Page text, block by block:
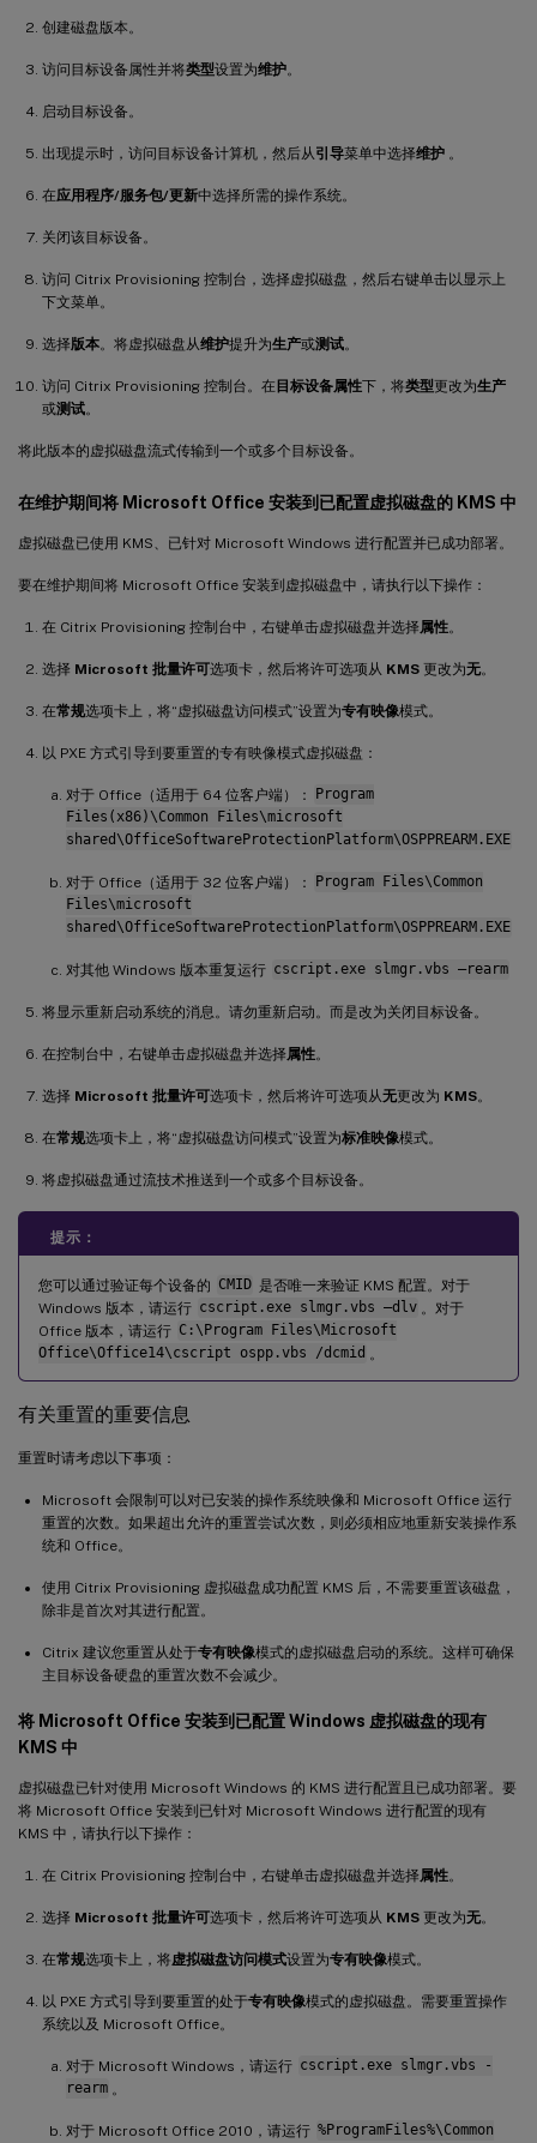
创建磁盘版本。
访问目标设备属性并将类型设置为维护。
启动目标设备。
出现提示时，访问目标设备计算机，然后从 引导菜单中选择维护 。
在应用程序/服务包/更新中选择所需的操作系统。
关闭该目标设备。
访问 Citrix Provisioning 控制台，选择虚拟磁盘，然后右键单击以显示上
下文菜单。
选择版本。将虚拟磁盘从维护提升为生产或测试。
访问 Citrix Provisioning 控制台。在目标设备属性下，将类型更改为生产
或测试。
将此版本的虚拟磁盘流式传输到一个或多个目标设备。
在维护期间将 Microsoft Office 安装到已配置虚拟磁盘的 KMS 中
虚拟磁盘已使用 KMS、已针对 Microsoft Windows 进行配置并已成功部署。
要在维护期间将 Microsoft Office 安装到虚拟磁盘中，请执行以下操作：
在 Citrix Provisioning 控制台中，右键单击虚拟磁盘并选择属性。
选择 Microsoft 批量许可选项卡，然后将许可选项从 KMS 更改为无。
在常规选项卡上，将“虚拟磁盘访问模式”设置为专有映像模式。
以 PXE 方式引导到要重置的专有映像模式虚拟磁盘：
对于 Office（适用于 64 位客户端）：
Program
Files(x86)\Common Files\microsoft
shared\OfficeSoftwareProtectionPlatform\OSPPREARM.EXE
对于 Office（适用于 32 位客户端）：
Program Files\Common
Files\microsoft
shared\OfficeSoftwareProtectionPlatform\OSPPREARM.EXE
对其他 Windows 版本重复运行 cscript.exe slmgr.vbs –rearm
将显示重新启动系统的消息。请勿重新启动。而是改为关闭目标设备。
在控制台中，右键单击虚拟磁盘并选择属性。
选择 Microsoft 批量许可选项卡，然后将许可选项从无更改为 KMS。
在常规选项卡上，将“虚拟磁盘访问模式”设置为标准映像模式。
将虚拟磁盘通过流技术推送到一个或多个目标设备。
提示：
您可以通过验证每个设备的 CMID 是否唯一来验证 KMS 配置。对于
Windows 版本，请运行 cscript.exe slmgr.vbs –dlv 。对于
Office 版本，请运行 C:\Program Files\Microsoft
Office\Office14\cscript ospp.vbs /dcmid 。
有关重置的重要信息
重置时请考虑以下事项：
Microsoft 会限制可以对已安装的操作系统映像和 Microsoft Office 运行
重置的次数。如果超出允许的重置尝试次数，则必须相应地重新安装操作系
统和 Office。
使用 Citrix Provisioning 虚拟磁盘成功配置 KMS 后，不需要重置该磁盘，
除非是首次对其进行配置。
Citrix 建议您重置从处于专有映像模式的虚拟磁盘启动的系统。这样可确保
主目标设备硬盘的重置次数不会减少。
将 Microsoft Office 安装到已配置 Windows 虚拟磁盘的现有
KMS 中
虚拟磁盘已针对使用 Microsoft Windows 的 KMS 进行配置且已成功部署。要
将 Microsoft Office 安装到已针对 Microsoft Windows 进行配置的现有
KMS 中，请执行以下操作：
在 Citrix Provisioning 控制台中，右键单击虚拟磁盘并选择属性。
选择 Microsoft 批量许可选项卡，然后将许可选项从 KMS 更改为无。
在常规选项卡上，将虚拟磁盘访问模式设置为专有映像模式。
以 PXE 方式引导到要重置的处于专有映像模式的虚拟磁盘。需要重置操作
系统以及 Microsoft Office。
对于 Microsoft Windows，请运行 cscript.exe slmgr.vbs -
rearm 。
对于 Microsoft Office 2010，请运行 %ProgramFiles%\Common